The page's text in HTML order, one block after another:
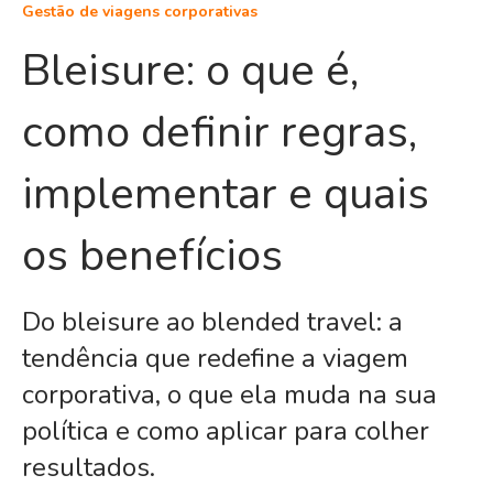
Gestão de viagens corporativas
Bleisure: o que é,
como definir regras,
implementar e quais
os benefícios
Do bleisure ao blended travel: a
tendência que redefine a viagem
corporativa, o que ela muda na sua
política e como aplicar para colher
resultados.